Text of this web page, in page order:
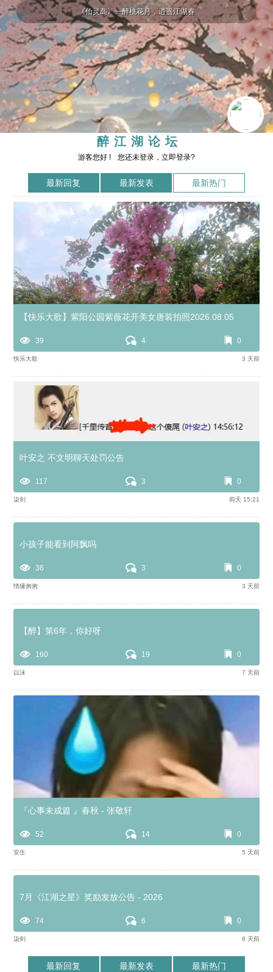
《仙灵岛》一醉桃花月，逍遥江湖春
醉江湖论坛
游客您好 ! 您还未登录，立即登录?
最新回复 最新发表 最新热门
【快乐大歌】紫阳公园紫薇花开美女唐装拍照2026.08.05
39 4 0
快乐大歌 3 天前
叶安之 不文明聊天处罚公告
117 3 0
柒剑 前天 15:21
小孩子能看到阿飘吗
36 3 0
情缘匆匆 3 天前
【醉】第6年，你好呀
160 19 0
以沫 7 天前
『心事未成篇 』春秋 - 张敬轩
52 14 0
安生 5 天前
7月《江湖之星》奖励发放公告 - 2026
74 6 0
柒剑 6 天前
最新回复 最新发表 最新热门